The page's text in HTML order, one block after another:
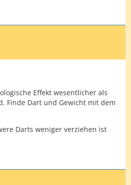
Effekt wesentlicher als
Finde Dart und Gewicht mit dem
Darts weniger verziehen ist